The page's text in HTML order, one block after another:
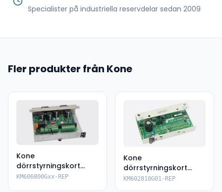
Specialister på industriella reservdelar sedan 2009
Fler produkter från Kone
Kone
dörrstyrningskort
KM606800Gxx
KM606800Gxx-REP
Kone
dörrstyrningskort
KM602810G01
KM602810G01-REP